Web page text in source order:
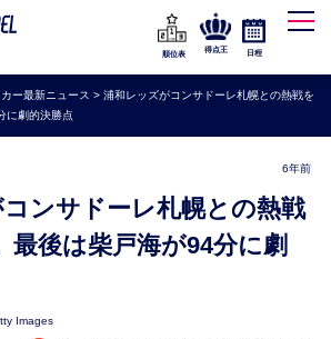
ーグ
ーガ
ーム
順位表
得点王 日程
ー最新ニュース > 浦和レッズがコンサドーレ札幌との熱戦を
に劇的決勝点
6年前
最後は柴戸海が94分に劇
Images